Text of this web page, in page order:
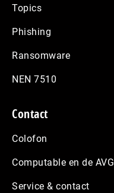
Topics
Phishing
Ransomware
NEN 7510
Contact
Colofon
Computable en de AVG
Service & contact